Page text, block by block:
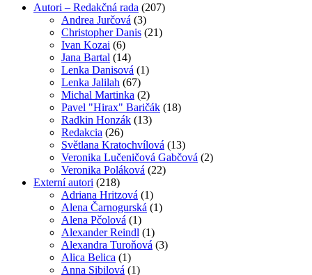
Autori – Redakčná rada (207)
Andrea Jurčová (3)
Christopher Danis (21)
Ivan Kozai (6)
Jana Bartal (14)
Lenka Danisová (1)
Lenka Jalilah (67)
Michal Martinka (2)
Pavel "Hirax" Baričák (18)
Radkin Honzák (13)
Redakcia (26)
Světlana Kratochvílová (13)
Veronika Lučeničová Gabčová (2)
Veronika Poláková (22)
Externí autori (218)
Adriana Hritzová (1)
Alena Čarnogurská (1)
Alena Pčolová (1)
Alexander Reindl (1)
Alexandra Turoňová (3)
Alica Belica (1)
Anna Sibilová (1)